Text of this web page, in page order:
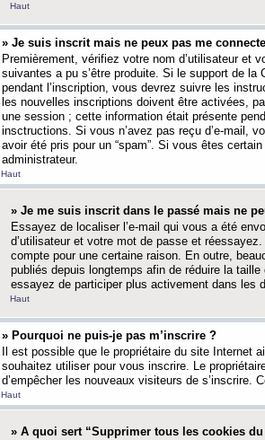
Haut
» Je suis inscrit mais ne peux pas me
Premièrement, vérifiez votre nom d’utilisateur et
suivantes a pu s’être produite. Si le support de
pendant l’inscription, vous devrez suivre les
les nouvelles inscriptions doivent être activées,
une session ; cette information était présente
insctructions. Si vous n’avez pas reçu d’e-mail,
avoir été pris pour un “spam”. Si vous êtes
administrateur.
Haut
» Je me suis inscrit dans le passé mais ne
Essayez de localiser l’e-mail qui vous a été
d’utilisateur et votre mot de passe et
compte pour une certaine raison. En outre,
publiés depuis longtemps afin de réduire la
essayez de participer plus activement dans les
Haut
» Pourquoi ne puis-je pas m’inscrire ?
Il est possible que le propriétaire du site Internet
souhaitez utiliser pour vous inscrire. Le
d’empêcher les nouveaux visiteurs de s’inscrire.
Haut
» A quoi sert “Supprimer tous les cookies